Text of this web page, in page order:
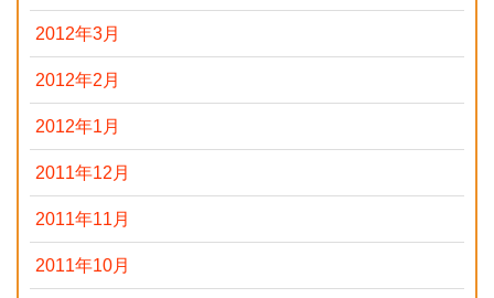
2012年3月
2012年2月
2012年1月
2011年12月
2011年11月
2011年10月